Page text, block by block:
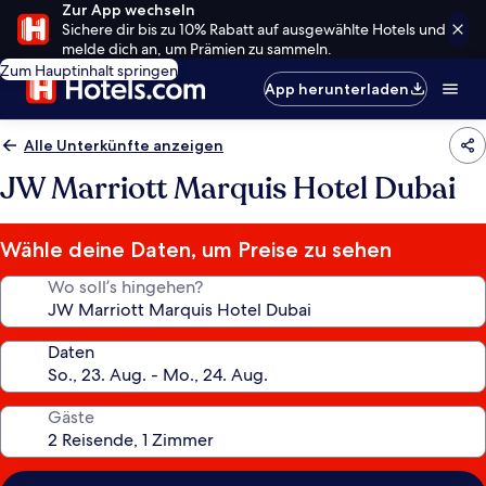
Zur App wechseln
Sichere dir bis zu 10% Rabatt auf ausgewählte Hotels und
melde dich an, um Prämien zu sammeln.
Zum Hauptinhalt springen
App herunterladen
Alle Unterkünfte anzeigen
JW Marriott Marquis Hotel Dubai
Wähle deine Daten, um Preise zu sehen
Wo soll’s hingehen?
Daten
Gäste